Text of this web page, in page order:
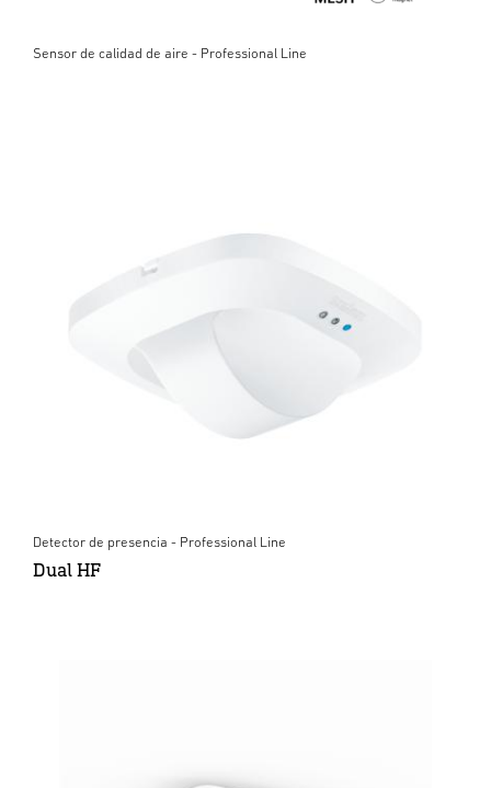
Sensor de calidad de aire - Professional Line
Detector de presencia - Professional Line
Dual HF